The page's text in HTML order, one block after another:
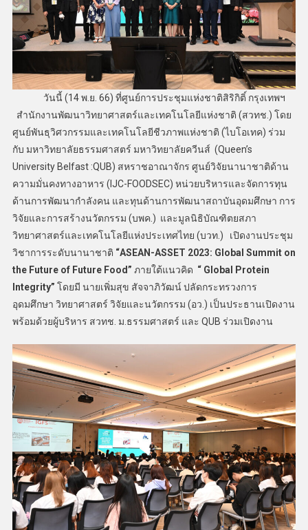
วันนี้ (14 พ.ย. 66) ที่ศูนย์การประชุมแห่งชาติสิริกิติ์ กรุงเทพฯ
สำนักงานพัฒนาวิทยาศาสตร์และเทคโนโลยีแห่งชาติ (สวทช.) โดย
ศูนย์พันธุวิศวกรรมและเทคโนโลยีชีวภาพแห่งชาติ (ไบโอเทค) ร่วม
กับ มหาวิทยาลัยธรรมศาสตร์ มหาวิทยาลัยควีนส์ (Queen’s
University Belfast :QUB) สหราชอาณาจักร ศูนย์วิจัยนานาชาติด้าน
ความมั่นคงทางอาหาร (IJC-FOODSEC) หน่วยบริหารและจัดการทุน
ด้านการพัฒนากำลังคน และทุนด้านการพัฒนาสถาบันอุดมศึกษา การ
วิจัยและการสร้างนวัตกรรม (บพค.) และมูลนิธิบัณฑิตยสภา
วิทยาศาสตร์และเทคโนโลยีแห่งประเทศไทย (บวท.) เปิดงานประชุม
วิชาการระดับนานาชาติ “ASEAN-ASSET 2023: Global Summit on
the Future of Future Food” ภายใต้แนวคิด “ Global Protein
Integrity” โดยมี นายเพิ่มสุข สัจจาภิวัฒน์ ปลัดกระทรวงการ
อุดมศึกษา วิทยาศาสตร์ วิจัยและนวัตกรรม (อว.) เป็นประธานเปิดงาน
พร้อมด้วยผู้บริหาร สวทช. ม.ธรรมศาสตร์ และ QUB ร่วมเปิดงาน